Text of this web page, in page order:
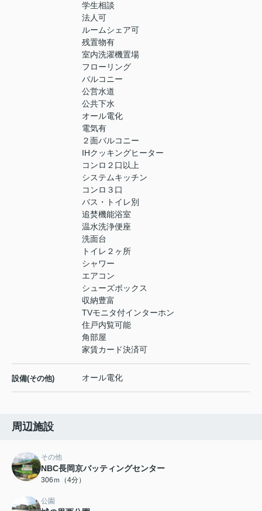
学生相談
法人可
ルームシェア可
残置物有
室内洗濯機置場
フローリング
バルコニー
公営水道
公共下水
オール電化
電気有
２面バルコニー
IHクッキングヒーター
コンロ２口以上
システムキッチン
コンロ３口
バス・トイレ別
追焚機能浴室
温水洗浄便座
洗面台
トイレ２ヶ所
シャワー
エアコン
シューズボックス
収納豊富
TVモニタ付インターホン
住戸内覧可能
角部屋
家賃カード決済可
設備(その他) オール電化
周辺施設
その他
NBC長岡京バッティングセンター
306ｍ（4分）
公園